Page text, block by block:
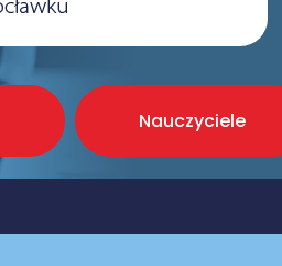
Nauczyciele